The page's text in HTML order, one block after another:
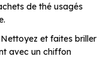
de thé usagés
et faites briller
avec un chiffon